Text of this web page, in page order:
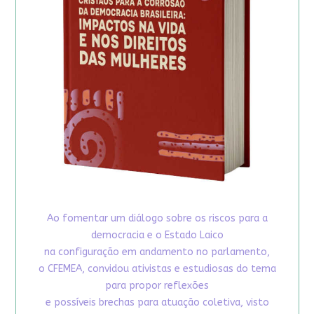
Ao fomentar um diálogo sobre os riscos para a
democracia e o Estado Laico
na configuração em andamento no parlamento,
o CFEMEA, convidou ativistas e estudiosas do tema
para propor reflexões
e possíveis brechas para atuação coletiva, visto